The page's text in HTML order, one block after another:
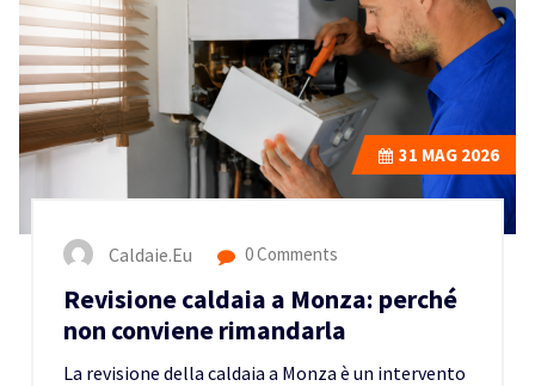
31 MAG 2026
Caldaie.eu 0 Comments
Revisione caldaia a Monza: perché
non conviene rimandarla
La revisione della caldaia a Monza è un intervento